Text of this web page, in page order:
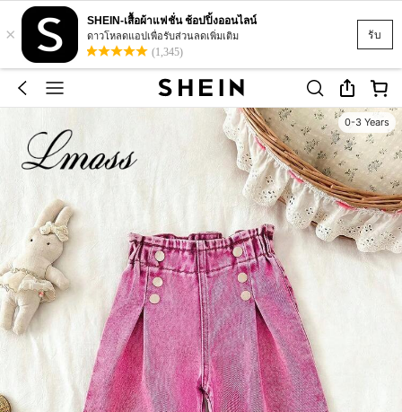
รับ
×
SHEIN-เสื้อผ้าแฟชั่น ช้อปปิ้งออนไลน์
ดาวโหลดแอปเพื่อรับส่วนลดเพิ่มเติม
(1,345)
0-3 Years